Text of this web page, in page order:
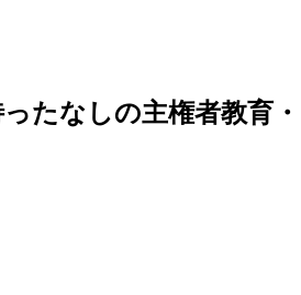
たなしの主権者教育